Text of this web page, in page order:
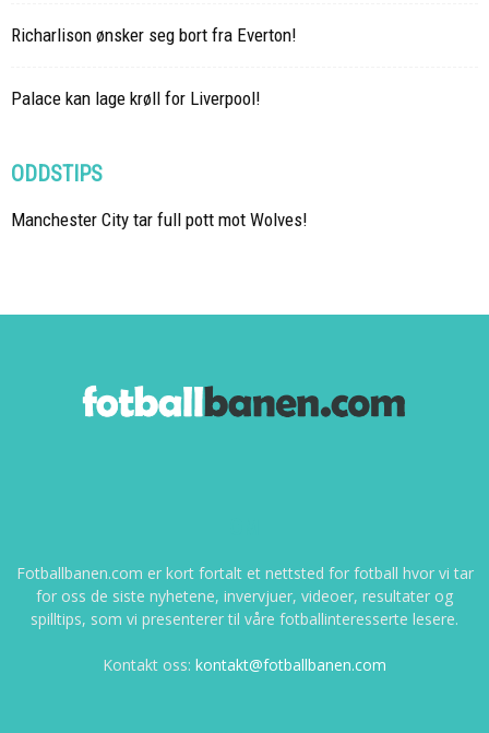
Richarlison ønsker seg bort fra Everton!
Palace kan lage krøll for Liverpool!
ODDSTIPS
Manchester City tar full pott mot Wolves!
Fotballbanen.com er kort fortalt et nettsted for fotball hvor vi tar
for oss de siste nyhetene, invervjuer, videoer, resultater og
spilltips, som vi presenterer til våre fotballinteresserte lesere.
Kontakt oss: kontakt@fotballbanen.com